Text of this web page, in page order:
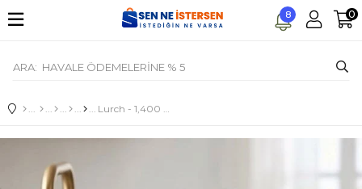
0
8
Lurch - 1,400 ml Borosilikat Cam Saklama Kabı, Paslanmaz Çelik Vakum Valfli Kapak - 240842